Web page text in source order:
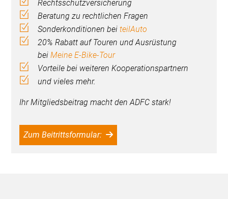
Rechtsschutzversicherung
Beratung zu rechtlichen Fragen
Sonderkonditionen beiteilAuto
20% Rabatt auf Touren und Ausrüstung
beiMeine E-Bike-Tour
Vorteile bei weiteren Kooperationspartnern
und vieles mehr.
Ihr Mitgliedsbeitrag macht den ADFC stark!
Zum Beitrittsformular: